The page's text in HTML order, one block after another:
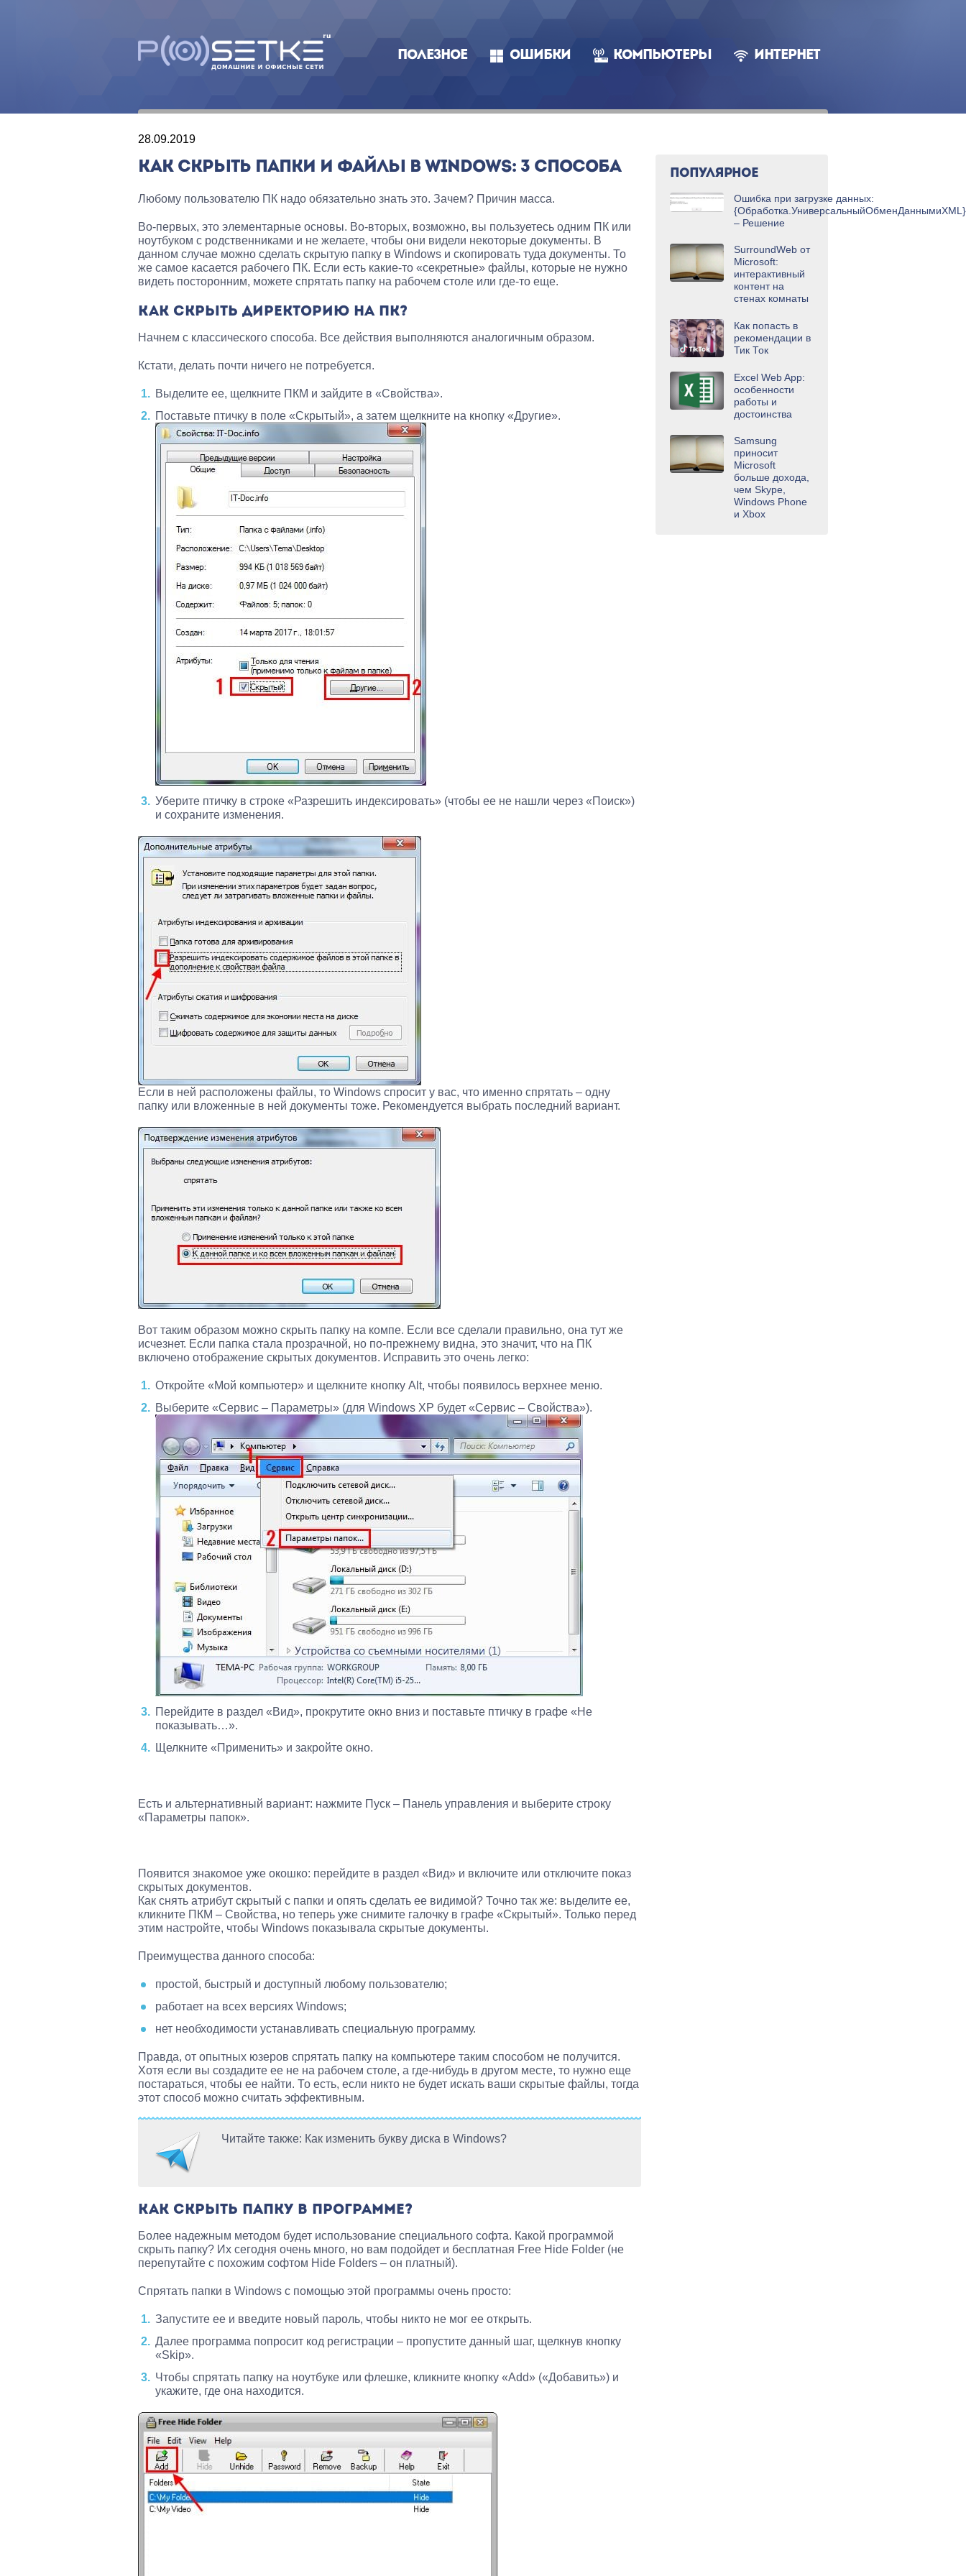
ПОЛЕЗНОЕ ОШИБКИ КОМПЬЮТЕРЫ ИНТЕРНЕТ
28.09.2019
КАК СКРЫТЬ ПАПКИ И ФАЙЛЫ В WINDOWS: 3 СПОСОБА
Любому пользователю ПК надо обязательно знать это. Зачем? Причин масса.
Во-первых, это элементарные основы. Во-вторых, возможно, вы пользуетесь одним ПК или
ноутбуком с родственниками и не желаете, чтобы они видели некоторые документы. В
данном случае можно сделать скрытую папку в Windows и скопировать туда документы. То
же самое касается рабочего ПК. Если есть какие-то «секретные» файлы, которые не нужно
видеть посторонним, можете спрятать папку на рабочем столе или где-то еще.
КАК СКРЫТЬ ДИРЕКТОРИЮ НА ПК?
Начнем с классического способа. Все действия выполняются аналогичным образом.
Кстати, делать почти ничего не потребуется.
Выделите ее, щелкните ПКМ и зайдите в «Свойства».
Поставьте птичку в поле «Скрытый», а затем щелкните на кнопку «Другие».
Уберите птичку в строке «Разрешить индексировать» (чтобы ее не нашли через «Поиск»)
и сохраните изменения.
Если в ней расположены файлы, то Windows спросит у вас, что именно спрятать – одну
папку или вложенные в ней документы тоже. Рекомендуется выбрать последний вариант.
Вот таким образом можно скрыть папку на компе. Если все сделали правильно, она тут же
исчезнет. Если папка стала прозрачной, но по-прежнему видна, это значит, что на ПК
включено отображение скрытых документов. Исправить это очень легко:
Откройте «Мой компьютер» и щелкните кнопку Alt, чтобы появилось верхнее меню.
Выберите «Сервис – Параметры» (для Windows XP будет «Сервис – Свойства»).
Перейдите в раздел «Вид», прокрутите окно вниз и поставьте птичку в графе «Не
показывать…».
Щелкните «Применить» и закройте окно.
Есть и альтернативный вариант: нажмите Пуск – Панель управления и выберите строку
«Параметры папок».
Появится знакомое уже окошко: перейдите в раздел «Вид» и включите или отключите показ
скрытых документов.
Как снять атрибут скрытый с папки и опять сделать ее видимой? Точно так же: выделите ее,
кликните ПКМ – Свойства, но теперь уже снимите галочку в графе «Скрытый». Только перед
этим настройте, чтобы Windows показывала скрытые документы.
Преимущества данного способа:
простой, быстрый и доступный любому пользователю;
работает на всех версиях Windows;
нет необходимости устанавливать специальную программу.
Правда, от опытных юзеров спрятать папку на компьютере таким способом не получится.
Хотя если вы создадите ее не на рабочем столе, а где-нибудь в другом месте, то нужно еще
постараться, чтобы ее найти. То есть, если никто не будет искать ваши скрытые файлы, тогда
этот способ можно считать эффективным.
Читайте также: Как изменить букву диска в Windows?
КАК СКРЫТЬ ПАПКУ В ПРОГРАММЕ?
Более надежным методом будет использование специального софта. Какой программой
скрыть папку? Их сегодня очень много, но вам подойдет и бесплатная Free Hide Folder (не
перепутайте с похожим софтом Hide Folders – он платный).
Спрятать папки в Windows с помощью этой программы очень просто:
Запустите ее и введите новый пароль, чтобы никто не мог ее открыть.
Далее программа попросит код регистрации – пропустите данный шаг, щелкнув кнопку
«Skip».
Чтобы спрятать папку на ноутбуке или флешке, кликните кнопку «Add» («Добавить») и
укажите, где она находится.
ПОПУЛЯРНОЕ
Ошибка при загрузке данных:
{Обработка.УниверсальныйОбменДаннымиXML}
– Решение
SurroundWeb от
Microsoft:
интерактивный
контент на
стенах комнаты
Как попасть в
рекомендации в
Тик Ток
Excel Web App:
особенности
работы и
достоинства
Samsung
приносит
Microsoft
больше дохода,
чем Skype,
Windows Phone
и Xbox